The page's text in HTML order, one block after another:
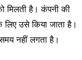
मिलती है। कंपनी की
लिए उसे किया जाता है।
नहीं लगता है।